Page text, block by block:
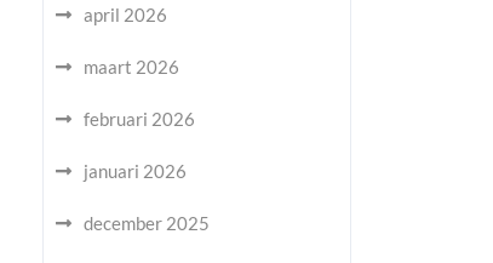
april 2026
maart 2026
februari 2026
januari 2026
december 2025